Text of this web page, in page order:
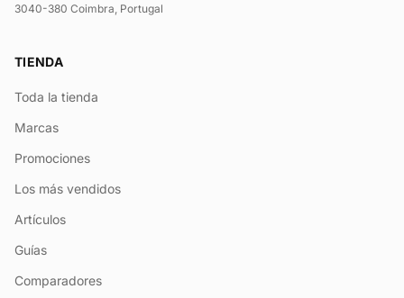
3040-380 Coimbra, Portugal
TIENDA
Toda la tienda
Marcas
Promociones
Los más vendidos
Artículos
Guías
Comparadores